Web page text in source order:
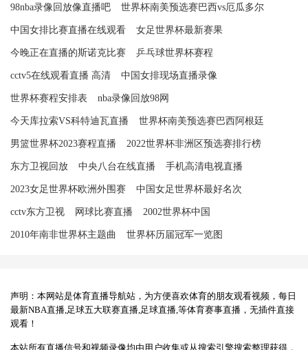
98nba录像回放像直播吧 世界杯南美预选赛巴西vs厄瓜多尔
中国女排比赛直播在线观看 女足世界杯最新赛果
今晚正在直播的斯诺克比赛 乒乓球世界杯赛程
cctv5在线观看直播 高清 中国女排现场直播录像
世界杯赛程安排表 nba录像回放98网
今天库拉索VS科特迪瓦直播 世界杯南美预选赛巴西阿根廷
男篮世界杯2023赛程直播 2022世界杯非洲区预选赛排行榜
东方卫视回放 中央八台在线直播 手机高清电视直播
2023女足世界杯欧洲外围赛 中国女足世界杯最好名次
cctv东方卫视 网球比赛直播 2002世界杯中国
2010年南非世界杯主题曲 世界杯历届冠军一览图
声明：本网站是体育直播导航站，为方便喜欢体育的朋友观看视频，每日
最新NBA直播,足球五大联赛直播,足球直播,等体育赛事直播，无插件直接
观看！
本站所有直播信号和视频录像均由用户收集或从搜索引擎搜索整理获得，